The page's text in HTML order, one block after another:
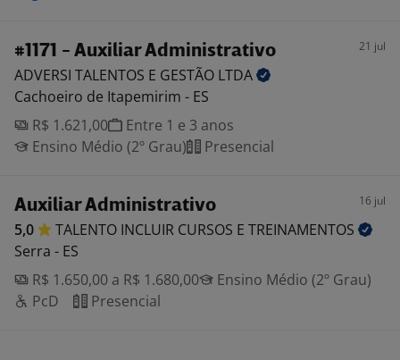
#1171 - Auxiliar Administrativo 21 jul
ADVERSI TALENTOS E GESTÃO LTDA
Cachoeiro de Itapemirim - ES
R$ 1.621,00
Entre 1 e 3 anos
Ensino Médio (2º Grau)
Presencial
Auxiliar Administrativo 16 jul
5,0 TALENTO INCLUIR CURSOS E TREINAMENTOS
Serra - ES
R$ 1.650,00 a R$ 1.680,00
Ensino Médio (2º Grau)
PcD
Presencial